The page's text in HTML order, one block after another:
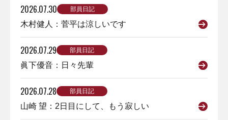
2026.07.30 部員日記
木村健人：菅平は涼しいです
2026.07.29 部員日記
眞下優音：日々先輩
2026.07.28 部員日記
山崎 望：2日目にして、もう寂しい